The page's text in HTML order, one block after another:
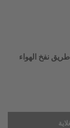
نفخ الهواء